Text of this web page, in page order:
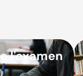
l'examen